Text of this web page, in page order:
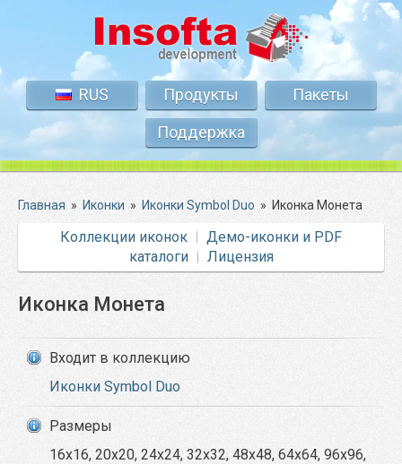
RUS Продукты
Пакеты
Поддержка
Главная » Иконки » Иконки Symbol Duo » Иконка Монета
Коллекции иконок
Демо-иконки и PDF
каталоги
Лицензия
Иконка Монета
Входит в коллекцию
Иконки Symbol Duo
Размеры
16x16, 20x20, 24x24, 32x32, 48x48, 64x64, 96x96,